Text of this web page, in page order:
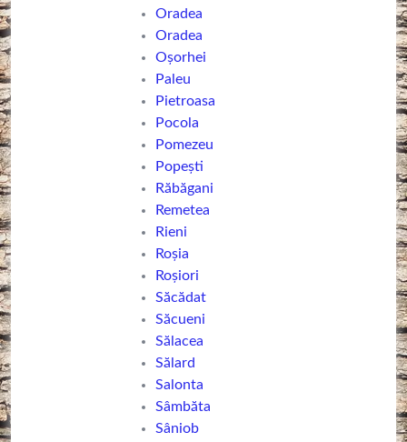
Oradea
Oradea
Oșorhei
Paleu
Pietroasa
Pocola
Pomezeu
Popești
Răbăgani
Remetea
Rieni
Roșia
Roșiori
Săcădat
Săcueni
Sălacea
Sălard
Salonta
Sâmbăta
Sâniob